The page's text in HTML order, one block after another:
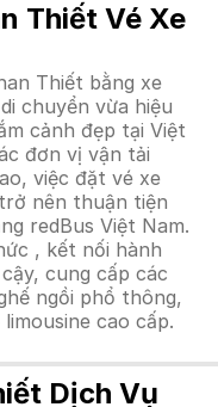
Thiết Vé Xe
Thiết bằng xe
chuyển vừa hiệu
cảnh đẹp tại Việt
đơn vị vận tải
việc đặt vé xe
nên thuận tiện
redBus Việt Nam.
, kết nối hành
cung cấp các
ngồi phổ thông,
cao cấp.
Dịch Vụ